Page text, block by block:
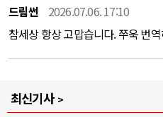
드림썬
2026.07.06. 17:10
참세상 항상 고맙습니다. 쭈욱 번
최신기사